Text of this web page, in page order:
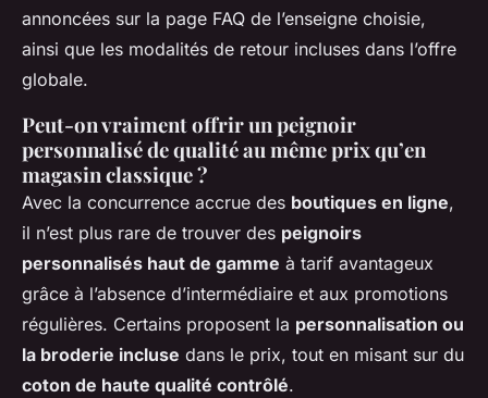
annoncées sur la page FAQ de l’enseigne choisie,
ainsi que les modalités de retour incluses dans l’offre
globale.
Peut-on vraiment offrir un peignoir
personnalisé de qualité au même prix qu’en
magasin classique ?
Avec la concurrence accrue des boutiques en ligne,
il n’est plus rare de trouver des peignoirs
personnalisés haut de gamme à tarif avantageux
grâce à l’absence d’intermédiaire et aux promotions
régulières. Certains proposent la personnalisation ou
la broderie incluse dans le prix, tout en misant sur du
coton de haute qualité contrôlé.